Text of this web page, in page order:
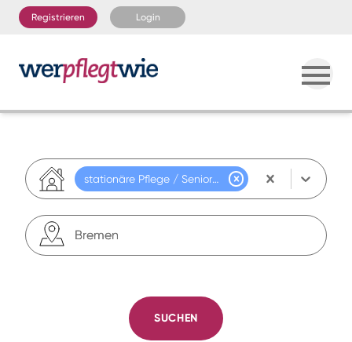
Registrieren Login
stationäre Pflege / Seniorenresidenz
SUCHEN